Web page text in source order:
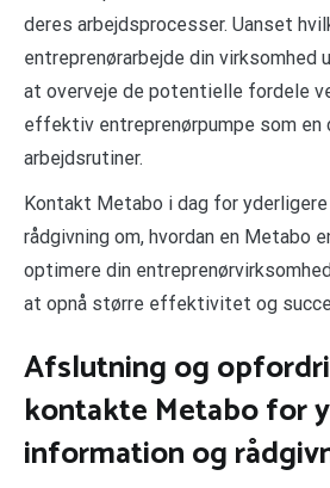
deres arbejdsprocesser. Uanset
entreprenørarbejde din virksomhed
at overveje de potentielle fordele
effektiv entreprenørpumpe som en
arbejdsrutiner.
Kontakt Metabo i dag for
rådgivning om, hvordan en Metabo
optimere din
at opnå større effektivitet og
Afslutning og
kontakte Metabo for
information og